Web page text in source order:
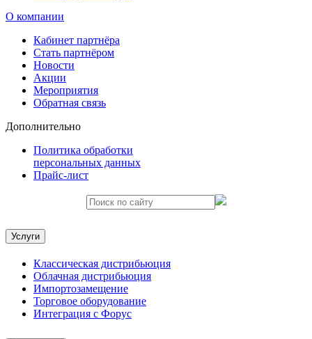
О компании
Кабинет партнёра
Стать партнёром
Новости
Акции
Мероприятия
Обратная связь
Дополнительно
Политика обработки
персональных данных
Прайс-лист
Услуги
Классическая дистрибьюция
Облачная дистрибьюция
Импортозамещение
Торговое оборудование
Интеграция с Форус